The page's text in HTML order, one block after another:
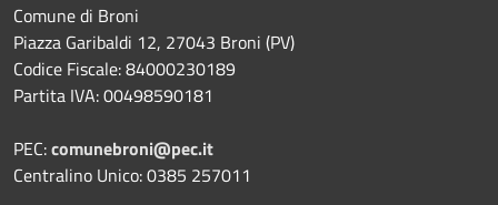
Comune di Broni
Piazza Garibaldi 12, 27043 Broni (PV)
Codice Fiscale: 84000230189
Partita IVA: 00498590181
PEC:comunebroni@pec.it
Centralino Unico: 0385 257011